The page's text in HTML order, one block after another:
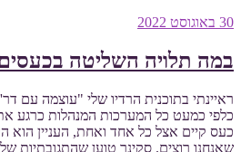
פורסם
30 באוגוסט 2022
במה תלויה השליטה
ראיינתי בתוכנית הרדיו שלי "עוצמה עם
כלפי כמעט כל המערכות המנהלות כרגע
כעס קיים אצל כל אחד ואחת, העניין הוא
שאנחנו רוצים. סקינר טוען שהתגובתיות